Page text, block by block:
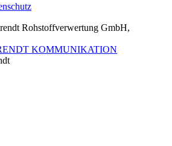
Rohstoffverwertung GmbH,
KOMMUNIKATION